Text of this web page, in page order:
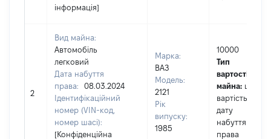
інформація]
2
Вид майна:
Автомобіль
легковий
Дата набуття
права:
08.03.2024
Ідентифікаційний
номер (VIN-код,
номер шасі):
[Конфіденційна
Марка:
ВАЗ
Модель:
2121
Рік
випуску:
1985
10000
Тип
вартості
майна: це
вартість на
дату
набуття
права